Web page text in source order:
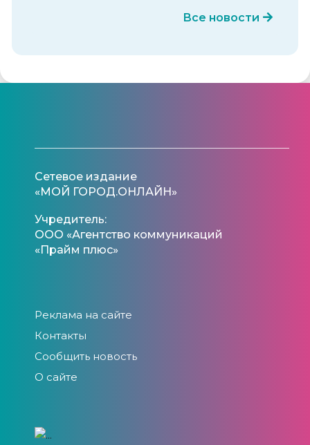
Все новости
Сетевое издание
«МОЙ ГОРОД.ОНЛАЙН»
Учредитель:
ООО «Агентство коммуникаций
«Прайм плюс»
Реклама на сайте
Контакты
Сообщить новость
О сайте